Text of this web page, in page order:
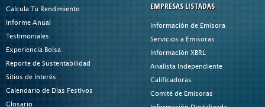
Calcula Tu Rendimiento
Informe Anual
Testimoniales
Experiencia Bolsa
Reporte de Sustentabilidad
Sitios de Interés
Calendario de Días Festivos
Glosario
EMPRESAS LISTADAS
Información de Emisora
Servicios a Emisoras
Información XBRL
Analista Independiente
Calificadoras
Comité de Emisoras